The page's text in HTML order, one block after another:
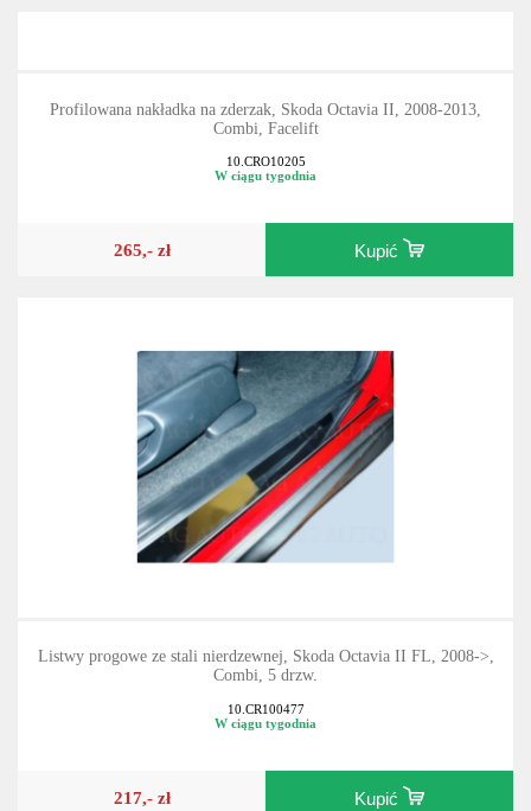
Profilowana nakładka na zderzak, Skoda Octavia II, 2008-2013,
Combi, Facelift
10.CRO10205
W ciągu tygodnia
265,- zł Kupić
Listwy progowe ze stali nierdzewnej, Skoda Octavia II FL, 2008->,
Combi, 5 drzw.
10.CR100477
W ciągu tygodnia
217,- zł Kupić